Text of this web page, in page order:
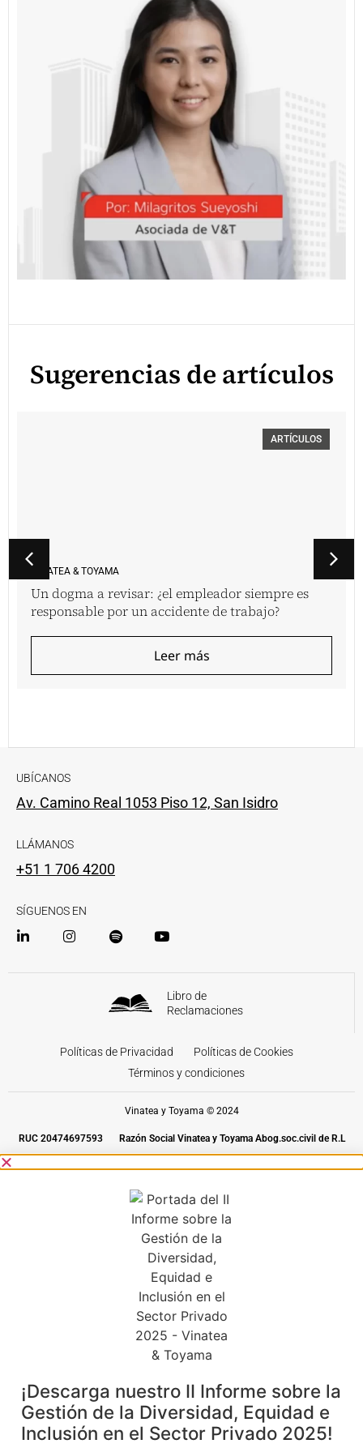
Sugerencias de artículos
ARTÍCULOS
VINATEA & TOYAMA
Un dogma a revisar: ¿el empleador siempre es
responsable por un accidente de trabajo?
Leer más
UBÍCANOS
Av. Camino Real 1053 Piso 12, San Isidro
LLÁMANOS
+51 1 706 4200
SÍGUENOS EN
Libro de
Reclamaciones
Políticas de Privacidad
Políticas de Cookies
Términos y condiciones
Vinatea y Toyama © 2024
RUC 20474697593 Razón Social Vinatea y Toyama Abog.soc.civil de R.L
¡Descarga nuestro II Informe sobre la
Gestión de la Diversidad, Equidad e
Inclusión en el Sector Privado 2025!